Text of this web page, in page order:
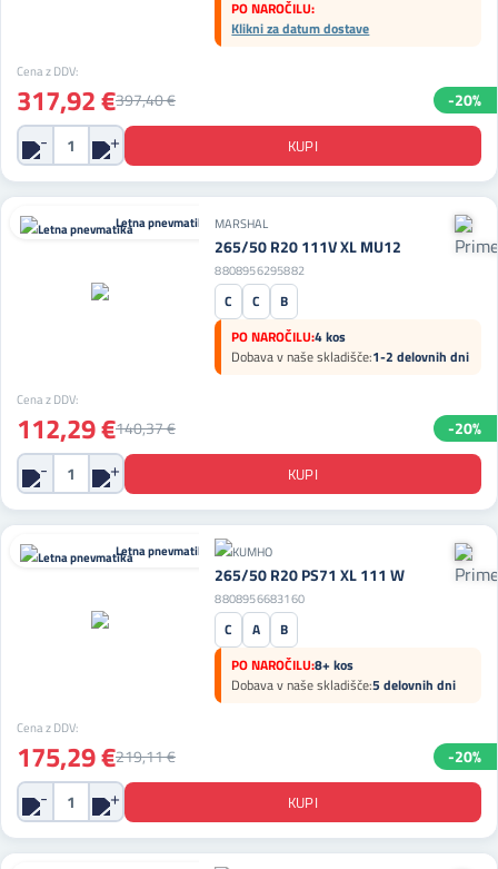
PO NAROČILU:
Klikni za datum dostave
Cena z DDV:
317,92 €397,40 € -20%
Letna pnevmatika MARSHAL
265/50 R20 111V XL MU12
8808956295882
C C
B
PO NAROČILU:4 kos
Dobava v naše skladišče:1-2 delovnih dni
Cena z DDV:
112,29 €140,37 € -20%
Letna pnevmatika
265/50 R20 PS71 XL 111 W
8808956683160
C A
B
PO NAROČILU:8+ kos
Dobava v naše skladišče:5 delovnih dni
Cena z DDV:
175,29 €219,11 € -20%